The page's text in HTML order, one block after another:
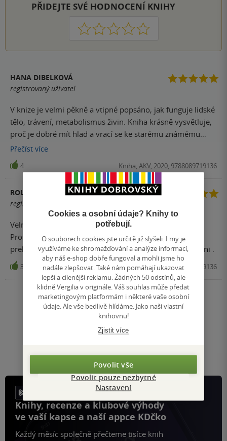
PŘIDEJTE SVÉ HODNOCENÍ KNIHY
1 2 3 4 5
HANA DIBELKOVÁ
registrovaný uživatel
V knize je velmi pěkně a vtipné popsáno, jak funguje lidské
tělo, trávení, metabolismus živin. Kniha krásně vysvětluje,
proč je dobré mít hlad a vrací se ke starému známému
rčení: Snídani sněz sám, o oběd se rozděl s přítelem a
večeři dej nepříteli.
Přečíst více
4 Kniha, AKV, 2020, 9788089719136
ROLF ROD
registrovaný uživatel
Velmi cenne informace, aktualni, doporucuji 100%.
Prostudoval jsem original ve slovenstine, pro castecne
preklady do nemciny je pro mne jednodussi ceske vydani .
3 Kniha, AKV, 2020, 9788089719136
Nahoru
Zobrazeno 20 z 20
1
Přejít / 1
Knihy, recenze a klubové výhody
ve vaší kapse a naší appce KDčko
Každý měsíc společně přečteme tisíce knih
Cookies a osobní údaje? Knihy to
potřebují.
O souborech cookies jste určitě již slyšeli. I my je
využíváme ke shromažďování a analýze informací,
aby náš e-shop dobře fungoval a mohli jsme ho
nadále zlepšovat. Také nám pomáhají ukazovat
lepší a cílenější reklamu. Žádných 50 odstínů, ale
klidně Vergilia v originále. Váš souhlas může předat
marketingovým platformám i některé vaše osobní
údaje. Ale vše bedlivě hlídáme. Jako naši vlastní
knihovnu!
Zjistit více
Povolit vše
Povolit pouze nezbytné
Nastavení